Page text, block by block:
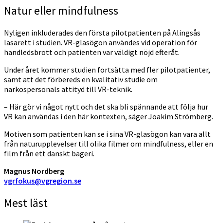
Natur eller mindfulness
Nyligen inkluderades den första pilotpatienten på Alingsås
lasarett i studien. VR-glasögon användes vid operation för
handledsbrott och patienten var väldigt nöjd efteråt.
Under året kommer studien fortsätta med fler pilotpatienter,
samt att det förbereds en kvalitativ studie om
narkospersonals attityd till VR-teknik.
– Här gör vi något nytt och det ska bli spännande att följa hur
VR kan användas i den här kontexten, säger Joakim Strömberg.
Motiven som patienten kan se i sina VR-glasögon kan vara allt
från naturupplevelser till olika filmer om mindfulness, eller en
film från ett danskt bageri.
Magnus Nordberg
vgrfokus@vgregion.se
Mest läst